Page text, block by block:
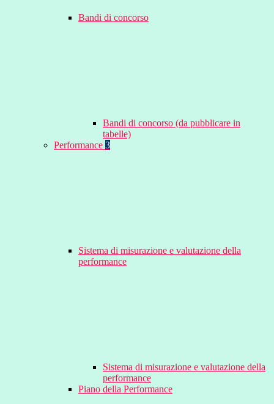
Bandi di concorso
Bandi di concorso (da pubblicare in
tabelle)
Performance 3
Sistema di misurazione e valutazione della
performance
Sistema di misurazione e valutazione della
performance
Piano della Performance